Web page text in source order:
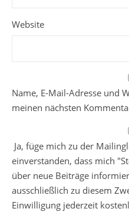
Website
Name, E-Mail-Adresse und
meinen nächsten
Ja, füge mich zu der
einverstanden, dass mich
über neue Beiträge
ausschließlich zu diesem
Einwilligung jederzeit